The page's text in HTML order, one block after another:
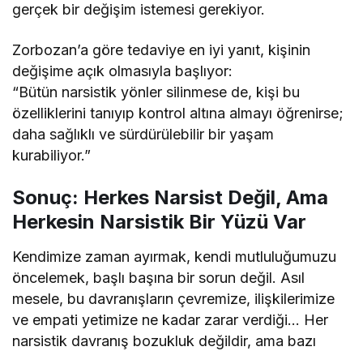
gerçek bir değişim istemesi gerekiyor.
Zorbozan’a göre tedaviye en iyi yanıt, kişinin
değişime açık olmasıyla başlıyor:
“Bütün narsistik yönler silinmese de, kişi bu
özelliklerini tanıyıp kontrol altına almayı öğrenirse;
daha sağlıklı ve sürdürülebilir bir yaşam
kurabiliyor.”
Sonuç: Herkes Narsist Değil, Ama
Herkesin Narsistik Bir Yüzü Var
Kendimize zaman ayırmak, kendi mutluluğumuzu
öncelemek, başlı başına bir sorun değil. Asıl
mesele, bu davranışların çevremize, ilişkilerimize
ve empati yetimize ne kadar zarar verdiği… Her
narsistik davranış bozukluk değildir, ama bazı